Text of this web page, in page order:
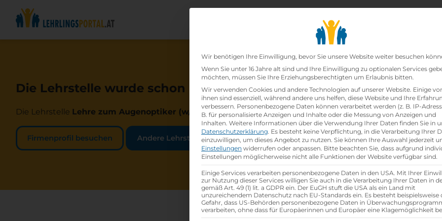
Lehrbetriebesearch
Die Lehrstelle wurde schon besetzt!
Die Lehrstelle Lehre zum Augenoptiker (w/m/d)beiFielmann GmbHist schonbesetzt.
Firmenprofil besuchen Andere Lehrstelle suchen
Datenschutz-
Wir benötigen Ihre Einwilligung, bevor Sie unsere Website weiter besuchen
Wenn Sie unter 16 Jahre alt sind und Ihre Einwilligung zu optionalen Services
möchten, müssen Sie Ihre Erziehungsberechtigten um Erlaubnis bitten.
Wir verwenden Cookies und andere Technologien auf unserer Website. Einige
ihnen sind essenziell, während andere uns helfen, diese Website und Ihre
verbessern. Personenbezogene Daten können verarbeitet werden (z. B. IP-
B. für personalisierte Anzeigen und Inhalte oder die Messung von Anzeigen und
Inhalten. Weitere Informationen über die Verwendung Ihrer Daten finden Sie in
Datenschutzerklärung. Es besteht keine Verpflichtung, in die Verarbeitung Ihrer
einzuwilligen, um dieses Angebot zu nutzen. Sie können Ihre Auswahl jederzeit
Einstellungen widerrufen oder anpassen. Bitte beachten Sie, dass aufgrund
Einstellungen möglicherweise nicht alle Funktionen der Website verfügbar sind.
Einige Services verarbeiten personenbezogene Daten in den USA. Mit Ihrer
zur Nutzung dieser Services willigen Sie auch in die Verarbeitung Ihrer Daten in
gemäß Art. 49 (1) lit. a GDPR ein. Der EuGH stuft die USA als ein Land mit
unzureichendem Datenschutz nach EU-Standards ein. Es besteht beispielsweise
Gefahr, dass US-Behörden personenbezogene Daten in
verarbeiten, ohne dass für Europäerinnen und Europäer eine Klagemöglichkeit